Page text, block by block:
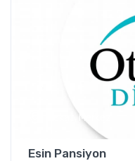
Tokat, Merkez
Esin Pansiyon